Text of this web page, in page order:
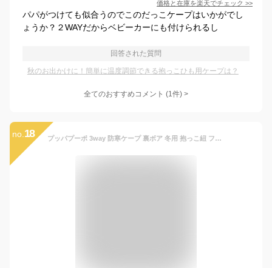
価格と在庫を楽天でチェック >>
パパがつけても似合うのでこのだっこケープはいかがでし
ょうか？２WAYだからベビーカーにも付けられるし
回答された質問
秋のお出かけに！簡単に温度調節できる抱っこひも用ケープは？
全てのおすすめコメント (1件) >
no. 18 プッパプーポ 3way 防寒ケープ 裏ボア 冬用 抱っこ紐 フットカバー